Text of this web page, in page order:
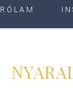
RÓLAM